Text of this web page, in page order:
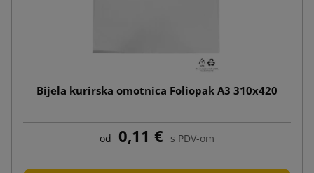
Bijela kurirska omotnica Foliopak A3 310x420
od 0,11 € s PDV-om